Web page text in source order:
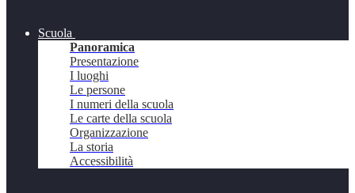
Scuola
Panoramica
Presentazione
I luoghi
Le persone
I numeri della scuola
Le carte della scuola
Organizzazione
La storia
Accessibilità